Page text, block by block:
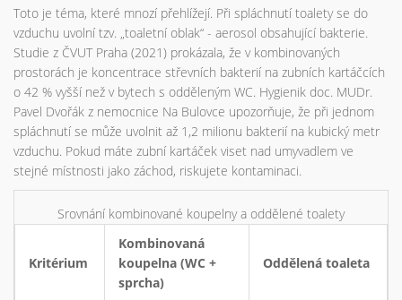
Toto je téma, které mnozí přehlížejí. Při spláchnutí toalety se do
vzduchu uvolní tzv. „toaletní oblak“ - aerosol obsahující bakterie.
Studie z ČVUT Praha (2021) prokázala, že v kombinovaných
prostorách je koncentrace střevních bakterií na zubních kartáčcích
o 42 % vyšší než v bytech s odděleným WC. Hygienik doc. MUDr.
Pavel Dvořák z nemocnice Na Bulovce upozorňuje, že při jednom
spláchnutí se může uvolnit až 1,2 milionu bakterií na kubický metr
vzduchu. Pokud máte zubní kartáček viset nad umyvadlem ve
stejné místnosti jako záchod, riskujete kontaminaci.
Srovnání kombinované koupelny a oddělené toalety
Kritérium
Kombinovaná
koupelna (WC +
sprcha)
Oddělená toaleta